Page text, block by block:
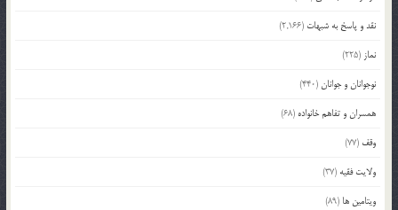
نقد و پاسخ به شبهات (2,166)
نماز (225)
نوجوانان و جوانان(440)
همسران و تفاهم خانواده (68)
وقف (77)
ولایت فقیه (37)
ویتامین ها (89)